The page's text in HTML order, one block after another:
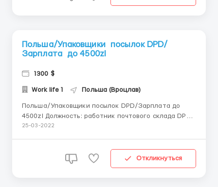
Польша/Упаковщики поcылок DPD/
Зарплата до 4500zl
1300 $
Work life 1 Польша (Вроцлав)
Польша/Упаковщики поcылок DPD/Зарплата до
4500zl Должность: работник почтового склада DPD
– международная служба экспресс-доставки. Также
17.00 зл/час нетто ● 18.00 зл/час нетто до 26 лет ...
25-03-2022
Откликнуться